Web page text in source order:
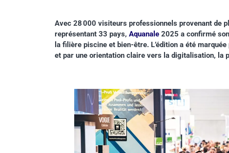
Avec 28000 visiteurs professionnels provenant de
représentant 33 pays, Aquanale 2025 a confirmé
la filière piscine et bien-être. L’édition a été
et par une orientation claire vers la digitalisation, la